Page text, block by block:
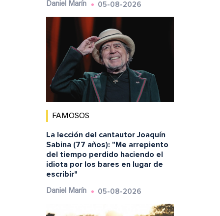
Daniel Marín 05-08-2026
FAMOSOS
La lección del cantautor Joaquín
Sabina (77 años): "Me arrepiento
del tiempo perdido haciendo el
idiota por los bares en lugar de
escribir"
Daniel Marín 05-08-2026